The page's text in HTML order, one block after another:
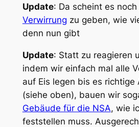
Update: Da scheint es noch
Verwirrung zu geben, wie
denn nun gibt
Update: Statt zu reagieren
indem wir einfach mal alle
auf Eis legen bis es
(siehe oben), bauen wir
Gebäude für die NSA, wie
feststellen muss.